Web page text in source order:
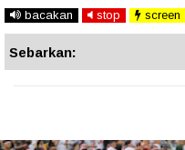
bacakan stop screen
Sebarkan: